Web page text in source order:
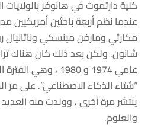
كلية دارتموث في هانوفر بالولايات
عندما نظم أربعة باحثين
مكارثي ومارفن مينسكي
شانون. ولكن بعد ذلك كان هناك
عامي 1974 و 1980 ،
“شتاء الذكاء الاصطناعي”. على مر
ينتشر مرة أخرى ، وولدت منه
والعلوم.